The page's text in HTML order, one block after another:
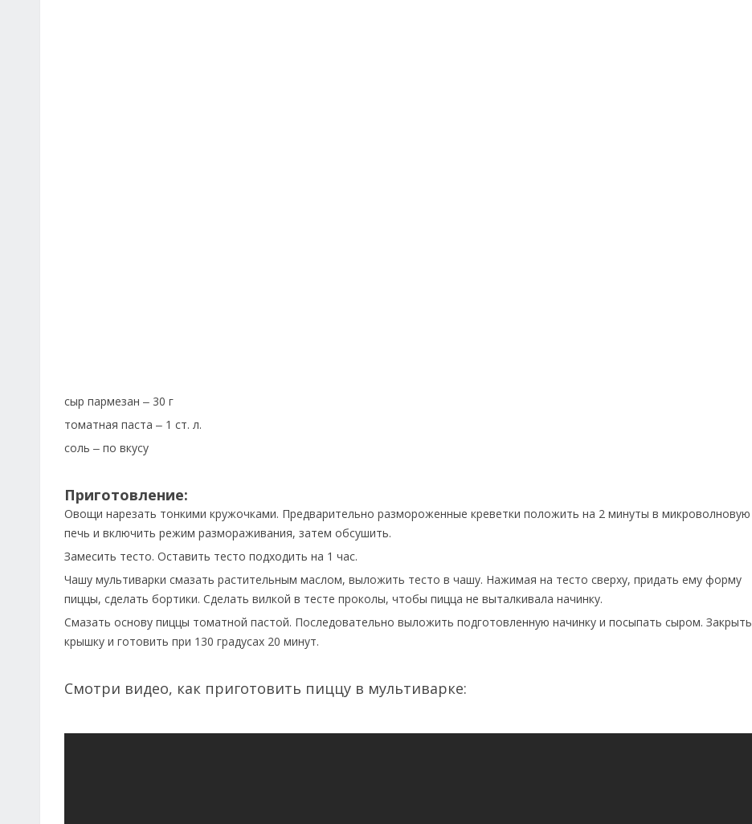
сыр пармезан – 30 г
томатная паста – 1 ст. л.
соль – по вкусу
Приготовление:
Овощи нарезать тонкими кружочками. Предварительно размороженные креветки положить на 2 минуты в микроволновую
печь и включить режим размораживания, затем обсушить.
Замесить тесто. Оставить тесто подходить на 1 час.
Чашу мультиварки смазать растительным маслом, выложить тесто в чашу. Нажимая на тесто сверху, придать ему форму
пиццы, сделать бортики. Сделать вилкой в тесте проколы, чтобы пицца не выталкивала начинку.
Смазать основу пиццы томатной пастой. Последовательно выложить подготовленную начинку и посыпать сыром. Закрыть
крышку и готовить при 130 градусах 20 минут.
Смотри видео, как приготовить пиццу в мультиварке: